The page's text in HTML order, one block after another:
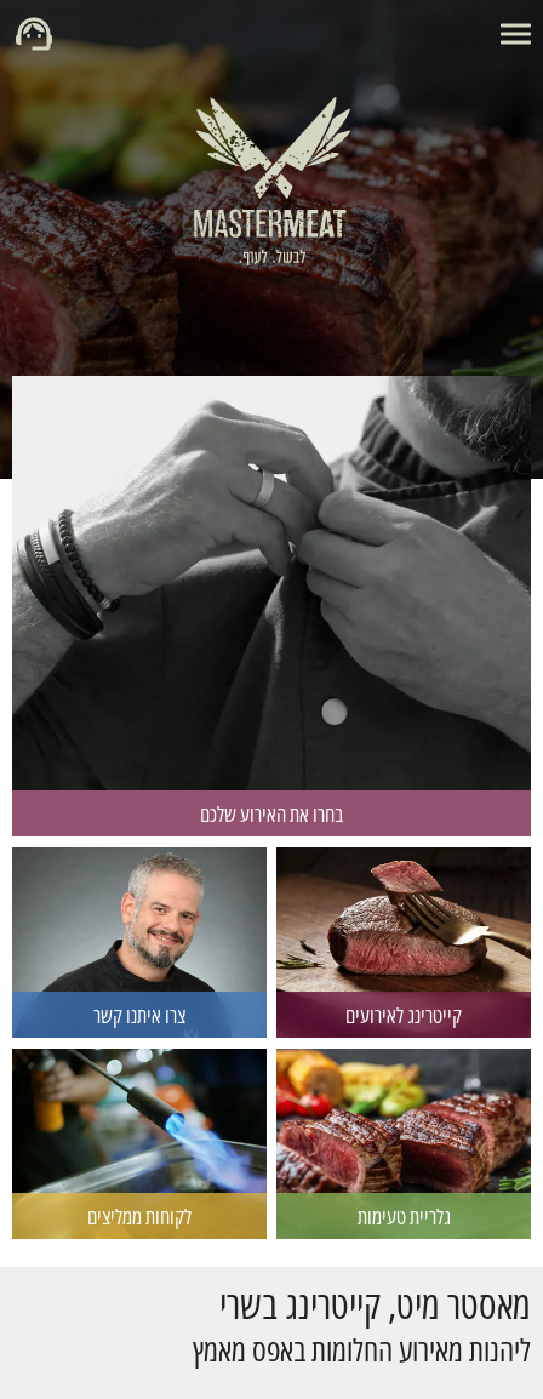
בחרו את האירוע שלכם
קייטרינג לאירועים צרו איתנו קשר
גלריית טעימות לקוחות ממליצים
מאסטר מיט, קייטרינג בשרי
ליהנות מאירוע החלומות באפס מאמץ
מתכננים אירוע? יש לנו הצעה!
רוצים לשמח את האורחים? תנו להם חוויה שהם לא ישכחו!
כן, אשמח! לא תודה